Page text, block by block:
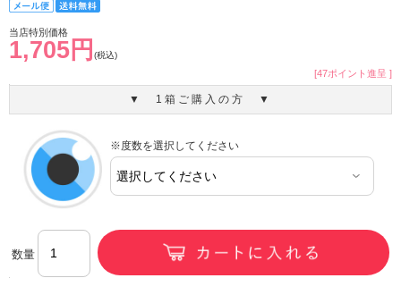
当店特別価格
1,705円 (税込)
[47ポイント進呈 ]
▼ 1箱ご購入の方 ▼
※度数を選択してください
数量